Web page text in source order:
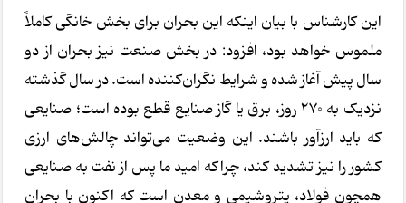
این کارشناس با بیان اینکه این بحران برای بخش خانگی کاملاً
ملموس خواهد بود، افزود: در بخش صنعت نیز بحران از دو
سال پیش آغاز شده و شرایط نگران‌کننده است. در سال گذشته
نزدیک به ۲۷۰ روز، برق یا گاز صنایع قطع بوده است؛ صنایعی
که باید ارزآور باشند. این وضعیت می‌تواند چالش‌های ارزی
کشور را نیز تشدید کند، چراکه امید ما پس از نفت به صنایعی
همچون فولاد، پتروشیمی و معدن است که اکنون با بحران